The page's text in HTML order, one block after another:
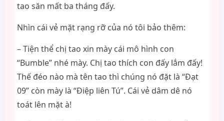
tao săn mất ba tháng đấy.
Nhìn cái vẻ mặt rạng rỡ của nó tôi bảo thêm:
– Tiện thể chị tao xin mày cái mô hình con
“Bumble” nhé mày. Chị tao thích con đấy lắm đấy!
Thế đéo nào mà tên tao thì chúng nó đặt là “Đạt
09” còn mày là “Điệp liên Tú”. Cái vẻ dâm dê nó
toát lên mặt à!